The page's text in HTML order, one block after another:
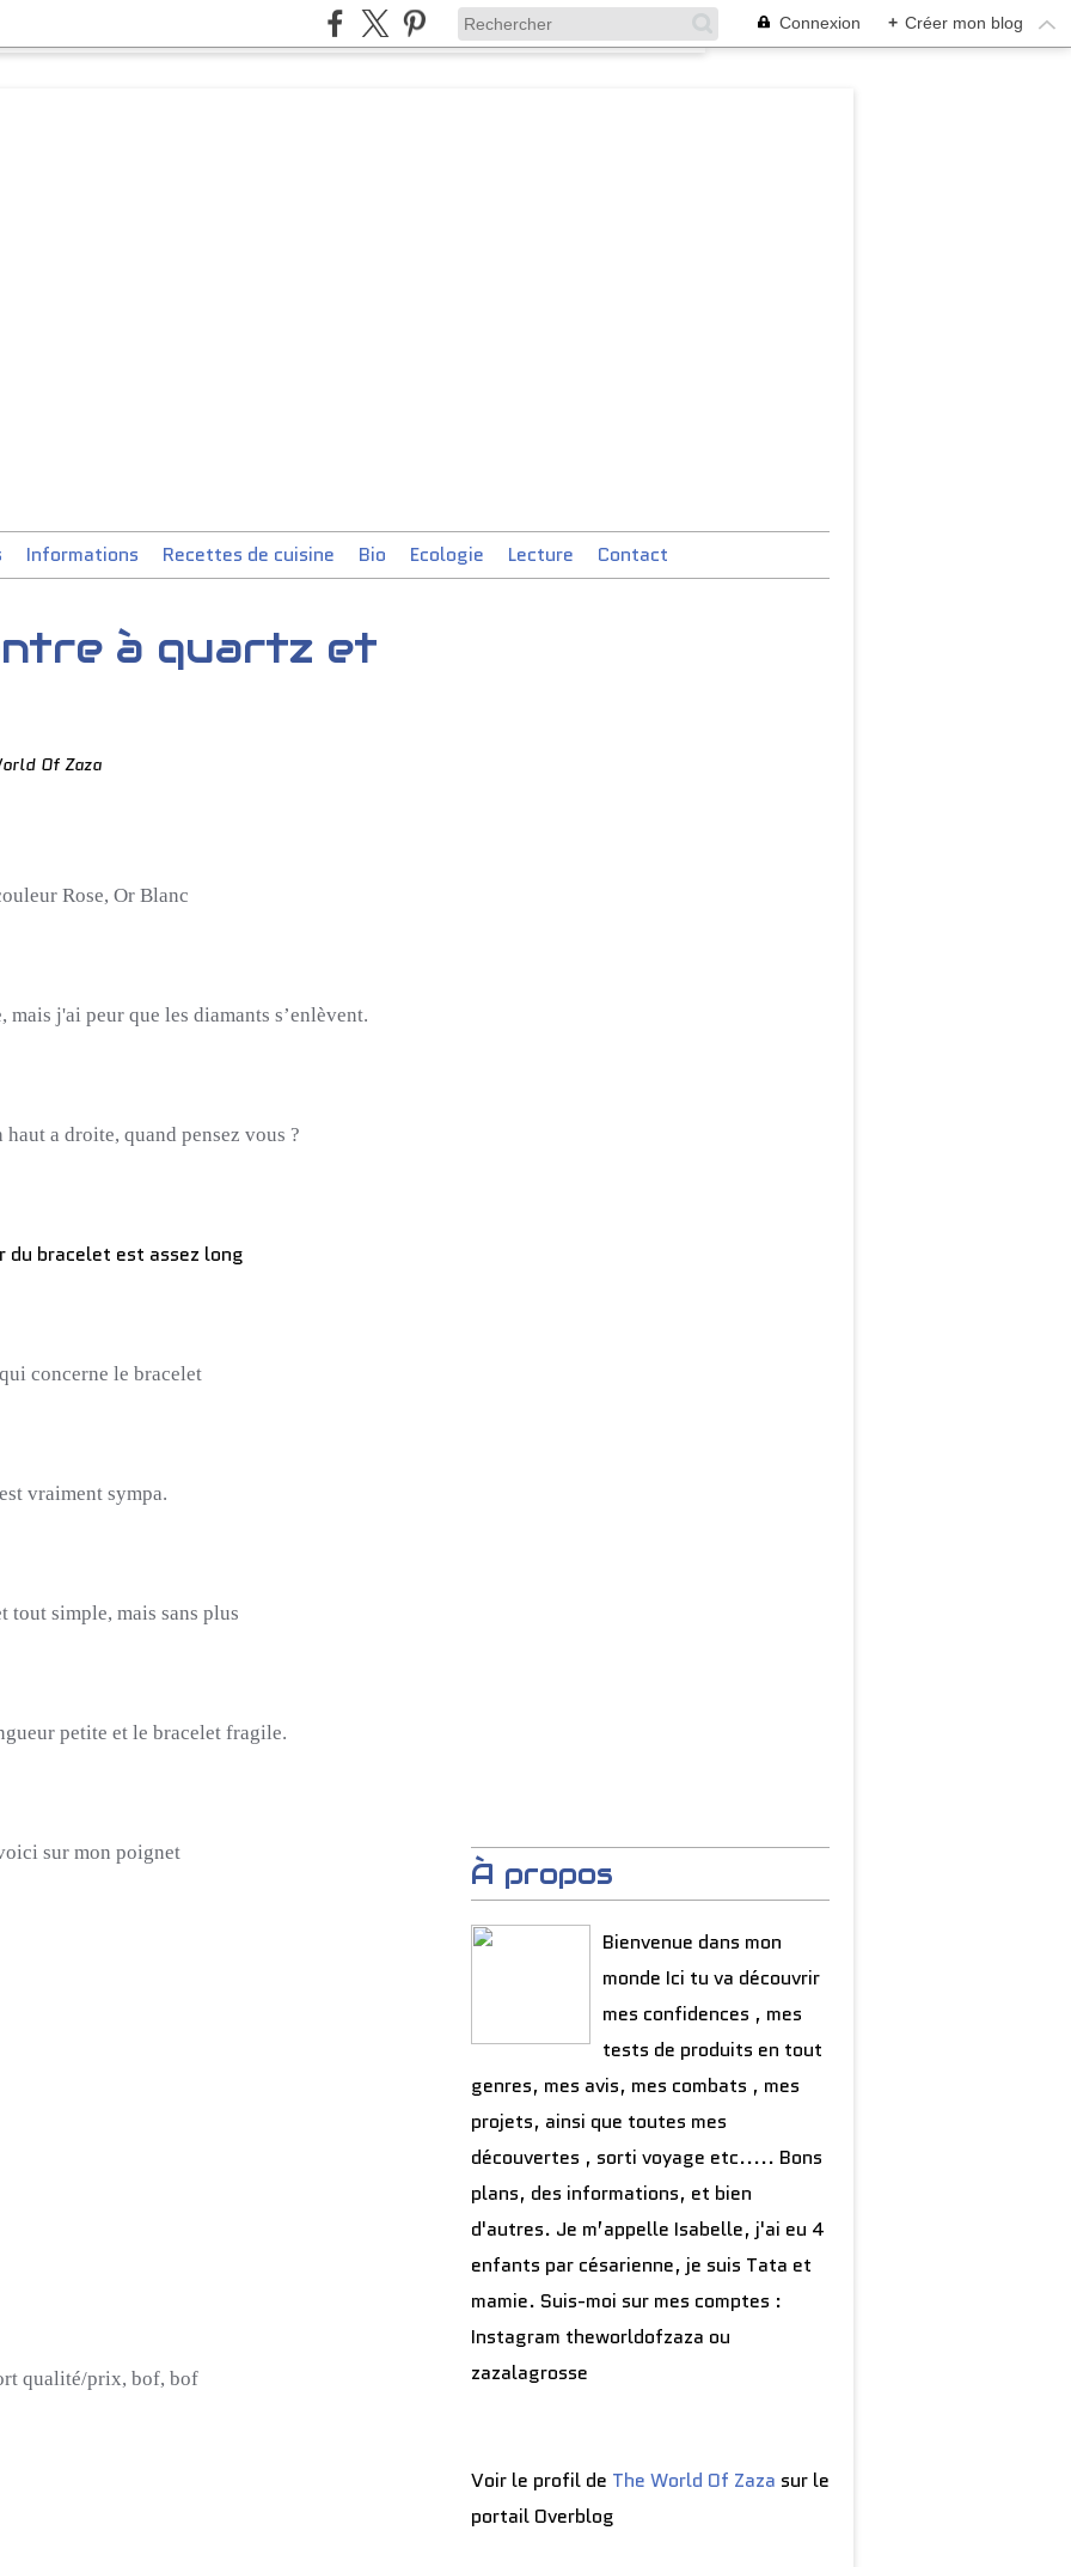
Connexion + Créer mon blog
Informations Recettes de cuisine Bio Ecologie Lecture Contact
à quartz et
Of Zaza
Rose, Or Blanc
j'ai peur que les diamants s’enlèvent.
haut a droite, quand pensez vous ?
du bracelet est assez long
concerne le bracelet
vraiment sympa.
tout simple, mais sans plus
petite et le bracelet fragile.
sur mon poignet
qualité/prix, bof, bof
À propos
Bienvenue dans mon
monde Ici tu va découvrir
mes confidences , mes
tests de produits en tout
genres, mes avis, mes combats , mes
projets, ainsi que toutes mes
découvertes , sorti voyage etc..... Bons
plans, des informations, et bien
d'autres. Je m’appelle Isabelle, j'ai eu 4
enfants par césarienne, je suis Tata et
mamie. Suis-moi sur mes comptes :
Instagram theworldofzaza ou
zazalagrosse
Voir le profil de The World Of Zaza sur le
portail Overblog